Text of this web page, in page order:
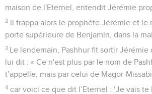
maison de l'Eternel, entendit Jérémie
2 Il frappa alors le prophète Jérémie et le
porte supérieure de Benjamin, dans la
3 Le lendemain, Pashhur fit sortir Jérémie
lui dit : « Ce n'est plus par le nom de
t’appelle, mais par celui de Magor-
4 car voici ce que dit l’Eternel : ‘Je vais te